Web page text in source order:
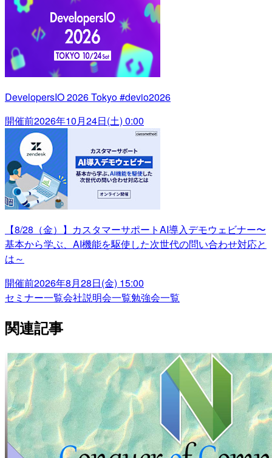
DevelopersIO 2026 Tokyo #devio2026
開催前2026年10月24日(土) 0:00
【8/28（金）】カスタマーサポートAI導入デモウェビナー〜
基本から学ぶ、AI機能を駆使した次世代の問い合わせ対応と
は～
開催前2026年8月28日(金) 15:00
セミナー一覧会社説明会一覧勉強会一覧
関連記事